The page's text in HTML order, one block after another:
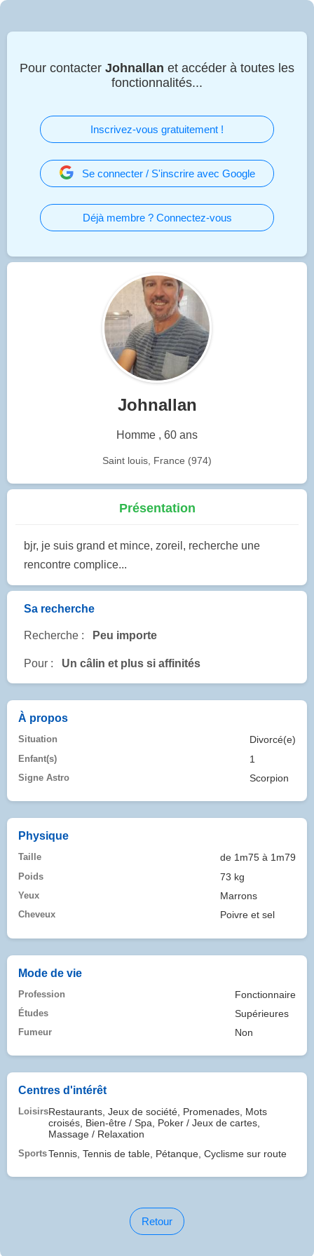
Pour contacter Johnallan et accéder à toutes les
fonctionnalités...
Inscrivez-vous gratuitement !
Se connecter / S'inscrire avec Google
Déjà membre ? Connectez-vous
Johnallan
Homme , 60 ans
Saint louis, France (974)
Présentation
bjr, je suis grand et mince, zoreil, recherche une
rencontre complice...
Sa recherche
Recherche : Peu importe
Pour : Un câlin et plus si affinités
À propos
Situation Divorcé(e)
Enfant(s) 1
Signe Astro Scorpion
Physique
Taille de 1m75 à 1m79
Poids 73 kg
Yeux Marrons
Cheveux Poivre et sel
Mode de vie
Profession Fonctionnaire
Études Supérieures
Fumeur Non
Centres d'intérêt
LoisirsRestaurants, Jeux de société, Promenades, Mots
croisés, Bien-être / Spa, Poker / Jeux de cartes,
Massage / Relaxation
SportsTennis, Tennis de table, Pétanque, Cyclisme sur route
Retour